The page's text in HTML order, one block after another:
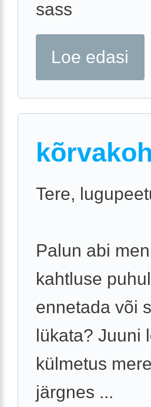
sass
Loe edasi
Tere,
Palun abi
kahtluse
ennetada või
lükata? Juuni
külmetus
järgnes ...